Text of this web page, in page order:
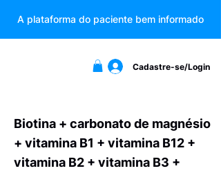
A plataforma do paciente bem informado
Cadastre-se/Login
Biotina + carbonato de magnésio
+ vitamina B1 + vitamina B12 +
vitamina B2 + vitamina B3 +